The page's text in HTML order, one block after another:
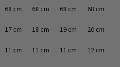
68 cm 68 cm 68 cm 68 cm
17 cm 18 cm 19 cm 20 cm
11 cm 11 cm 11 cm 12 cm